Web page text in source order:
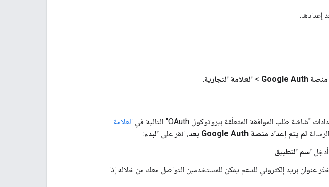
منصة Google Auth > العلامة التجارية.
العلامة
لم يتم إعداد منصة Google Auth بعد ، انقر على البدء:
أدخِل اسم التطبيق.
عنوان بريد إلكتروني للدعم يمكن للمستخدمين التواصل معك من خلاله إذا